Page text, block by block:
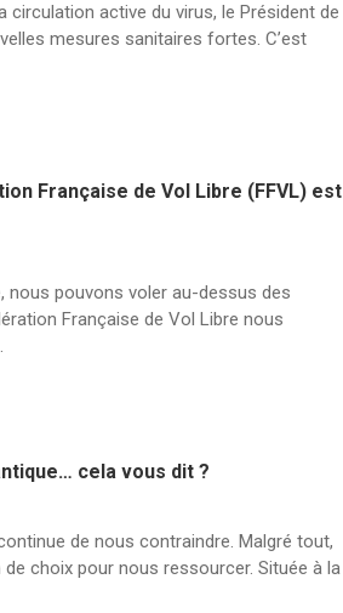
active du virus, le Président de
mesures sanitaires fortes. C’est
Française de Vol Libre (FFVL) est
nous pouvons voler au-dessus des
Française de Vol Libre nous
cela vous dit ?
de nous contraindre. Malgré tout,
choix pour nous ressourcer. Située à la